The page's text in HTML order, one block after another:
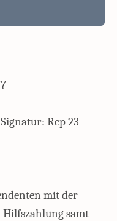
Rep 23
mit der
samt